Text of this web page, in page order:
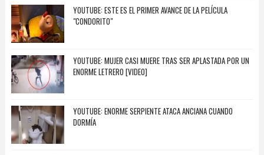
YOUTUBE: ESTE ES EL PRIMER AVANCE DE LA PELÍCULA
"CONDORITO"
YOUTUBE: MUJER CASI MUERE TRAS SER APLASTADA POR UN
ENORME LETRERO [VIDEO]
YOUTUBE: ENORME SERPIENTE ATACA ANCIANA CUANDO
DORMÍA